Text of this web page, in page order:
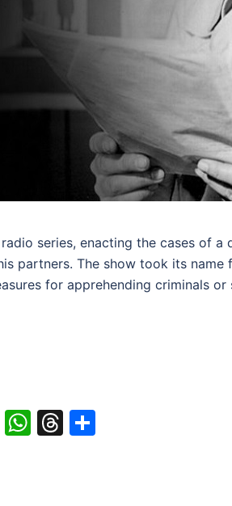
series, enacting the cases of
partners. The show took its name
for apprehending criminals or
Bluesky
WhatsApp
Threads